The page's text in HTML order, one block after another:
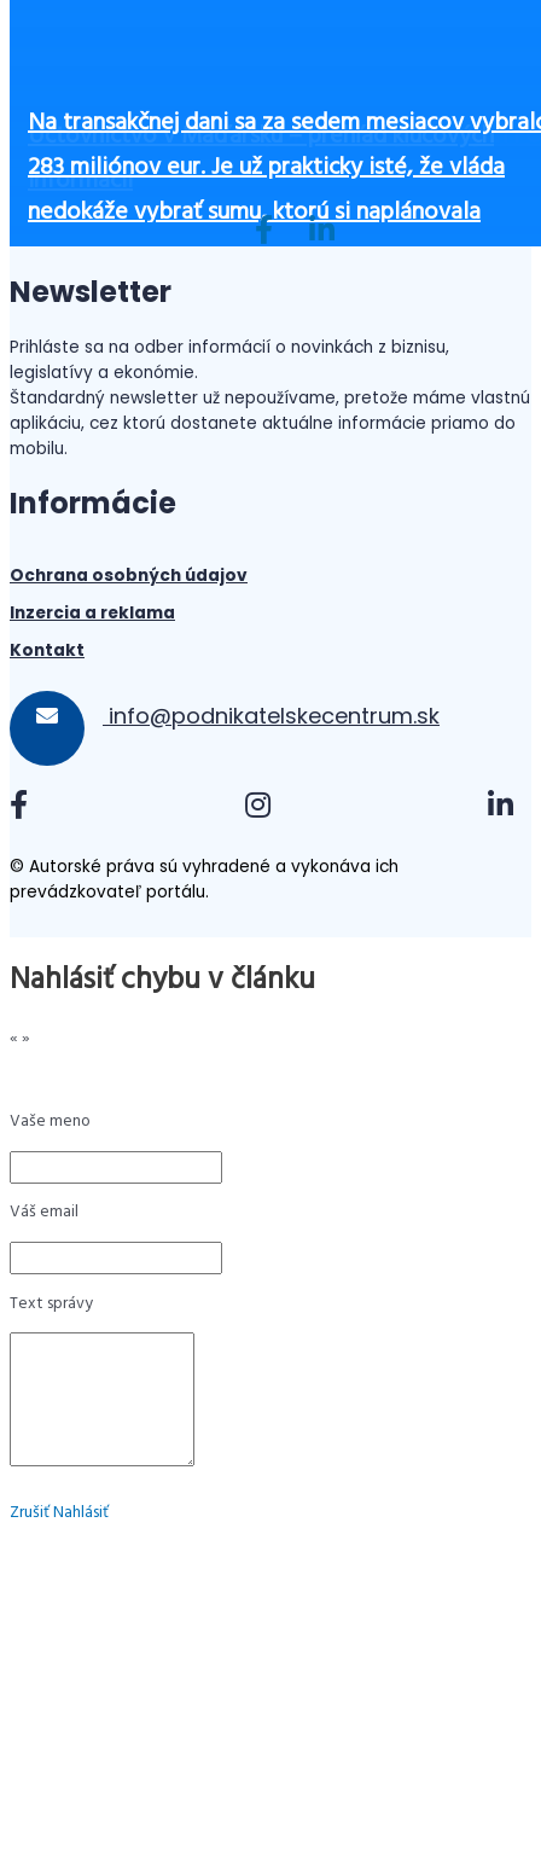
Od januára platí nový daňový superodpočet,
má motivovať podnikateľov k podpore športu
Asignácia dane 2026: Prvý krát môžeme venovať
2% rodičom
Zvýšené sankcie podľa Daňového poriadku od d
1.1.2026
Podiely na zisku obch.spoločností vyplatených
roku 2025
Účtovníctvo v Maďarsku – prehľad kľúčových
informácií
Na transakčnej dani sa za sedem mesiacov
283 miliónov eur. Je už prakticky isté, že vláda
nedokáže vybrať sumu, ktorú si naplánovala
Newsletter
Prihláste sa na odber informácií o novinkách z biznisu,
legislatívy a ekonómie.
Štandardný newsletter už nepoužívame, pretože máme vlastnú
aplikáciu, cez ktorú dostanete aktuálne informácie priamo do
mobilu.
Informácie
Ochrana osobných údajov
Inzercia a reklama
Kontakt
info@podnikatelskecentrum.sk
© Autorské práva sú vyhradené a vykonáva ich
prevádzkovateľ portálu.
Nahlásiť chybu v článku
«»
Vaše meno
Váš email
Text správy
ZrušiťNahlásiť